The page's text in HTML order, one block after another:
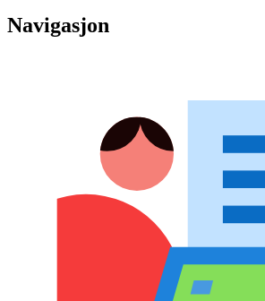
Navigasjon